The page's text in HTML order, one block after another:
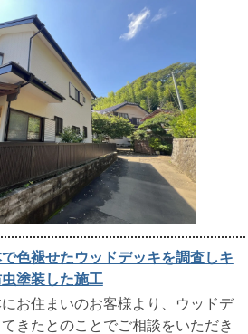
色褪せたウッドデッキを調査しキ
塗装した施工
お住まいのお客様より、ウッドデ
きたとのことでご相談をいただき